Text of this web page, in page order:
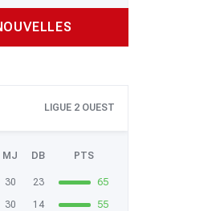
LIGUE 2 OUEST
MJ DB PTS
30 23
65
30 14
55